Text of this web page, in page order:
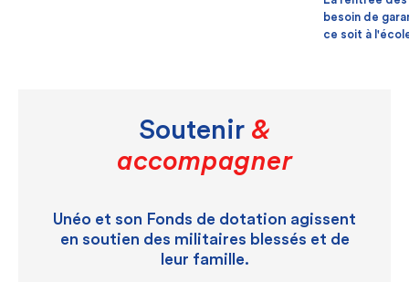
besoin de
ce soit à
Soutenir &
accompagner
Unéo et son Fonds de dotation agissent
en soutien des militaires blessés et de
leur famille.